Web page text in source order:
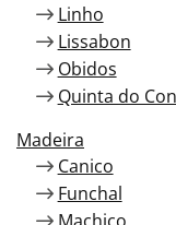
Linho
Lissabon
Obidos
Quinta do
Madeira
Canico
Funchal